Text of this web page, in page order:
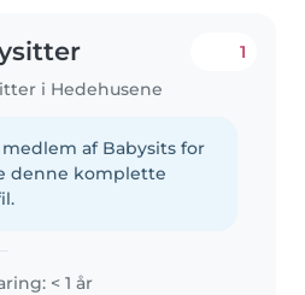
i Hedehusene
1
af Babysits for
denne komplette
< 1 år